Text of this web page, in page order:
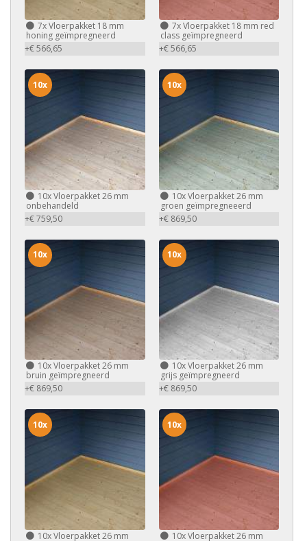
7xVloerpakket 18 mm
honing geïmpregneerd
+€ 566,65
7xVloerpakket 18 mm red
class geïmpregneerd
+€ 566,65
10xVloerpakket 26 mm
onbehandeld
+€ 759,50
10x
10xVloerpakket 26 mm
groen geïmpregneeerd
+€ 869,50
10x
10xVloerpakket 26 mm
bruin geïmpregneerd
+€ 869,50
10x
10xVloerpakket 26 mm
grijs geïmpregneerd
+€ 869,50
10x
10xVloerpakket 26 mm
10x
10xVloerpakket 26 mm
10x